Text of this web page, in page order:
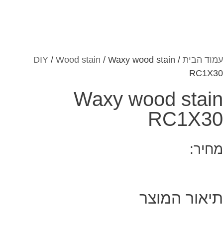
עמוד הבית /
DIY / Wood stain / Waxy wood stain
RC1X30
Waxy wood stain
RC1X30
מחיר:
תיאור המוצר